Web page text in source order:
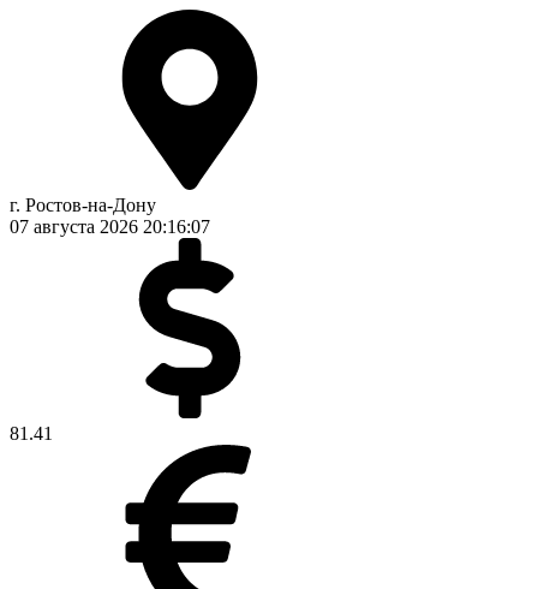
г. Ростов-на-Дону
07 августа 2026 20:16:07
81.41